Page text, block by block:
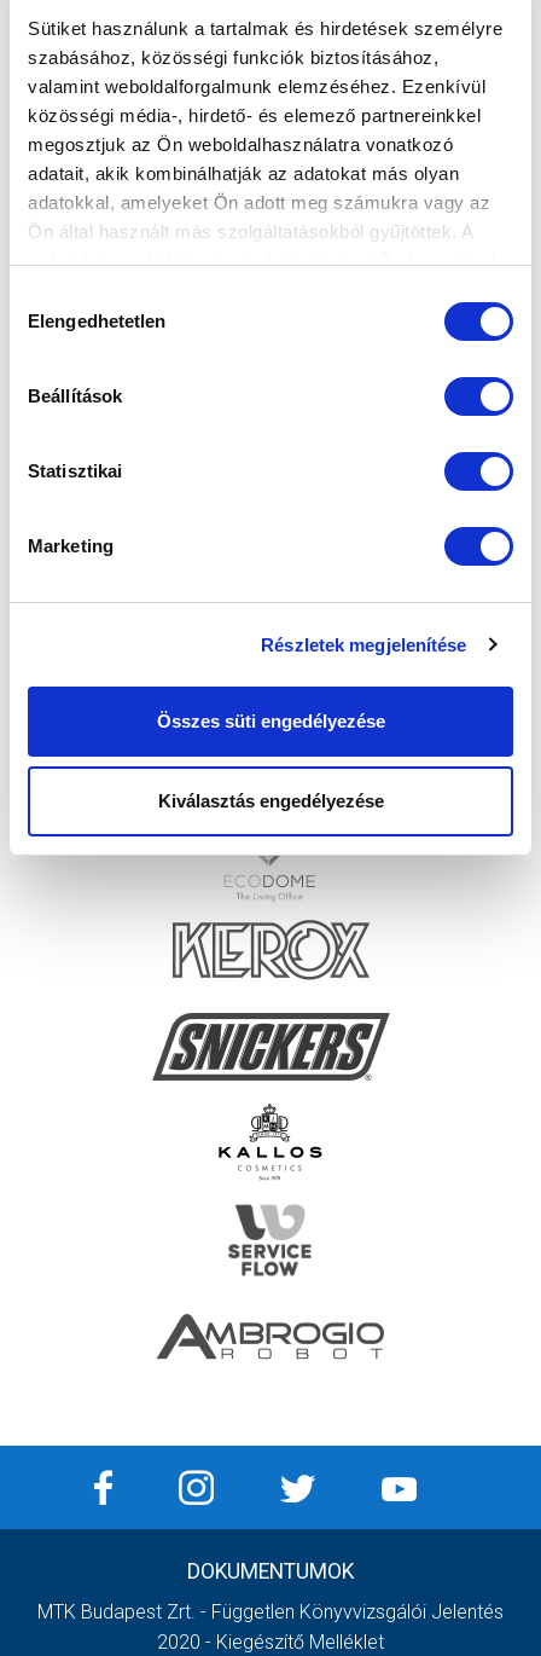
Sütiket használunk a tartalmak és hirdetések személyre
szabásához, közösségi funkciók biztosításához,
valamint weboldalforgalmunk elemzéséhez. Ezenkívül
közösségi média-, hirdető- és elemező partnereinkkel
megosztjuk az Ön weboldalhasználatra vonatkozó
adatait, akik kombinálhatják az adatokat más olyan
adatokkal, amelyeket Ön adott meg számukra vagy az
Ön által használt más szolgáltatásokból gyűjtöttek. A
weboldalon való böngészés folytatásával Ön hozzájárul a
kiválasztása
Elengedhetetlen
Beállítások
Statisztikai
Marketing
Részletek megjelenítése
Összes süti engedélyezése
Kiválasztás engedélyezése
DOKUMENTUMOK
MTK Budapest Zrt. - Független Könyvvizsgálói Jelentés
2020 - Kiegészítő Melléklet